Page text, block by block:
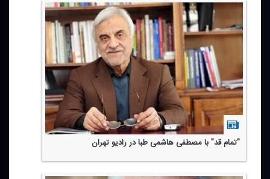
"تمام قد" با مصطفی هاشمی طبا در رادیو تهران